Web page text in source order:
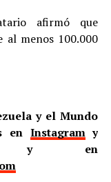
afirmó que
al menos 100.000
y el Mundo
en Instagramy
en